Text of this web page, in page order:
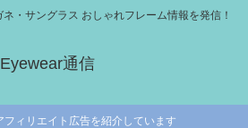
・サングラス おしゃれフレーム情報を発信！
Eyewear通信
ィリエイト広告を紹介しています